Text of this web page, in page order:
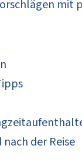
mit
der Reise